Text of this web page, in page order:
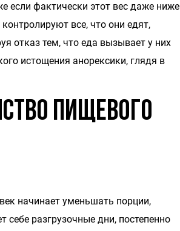
если фактически этот вес даже ниже
все, что они едят,
отказ тем, что еда вызывает у них
истощения анорексики, глядя в
пищевого
начинает уменьшать порции,
разгрузочные дни, постепенно